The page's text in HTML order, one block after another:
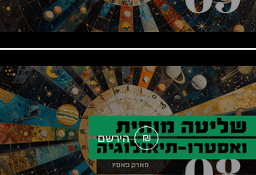
₪ הירשם